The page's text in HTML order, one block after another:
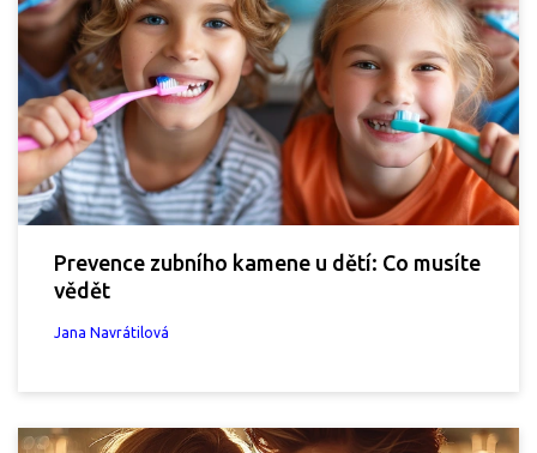
Prevence zubního kamene u dětí: Co musíte
vědět
Jana Navrátilová